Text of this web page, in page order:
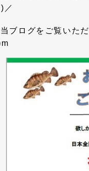
／
ブログをご覧いた